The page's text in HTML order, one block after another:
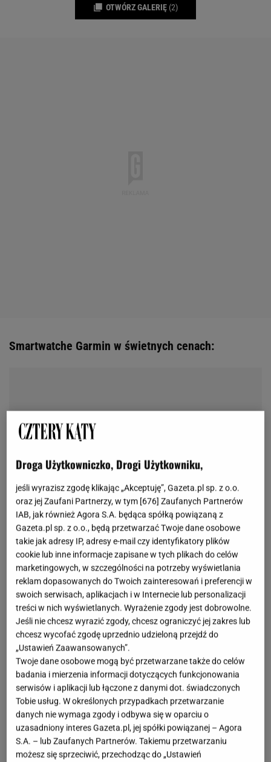
OTWÓRZ GALERIĘ (2)
Smartwatche Garmin w świetnych cenach:
Droga Użytkowniczko, Drogi Użytkowniku,
jeśli wyrazisz zgodę klikając „Akceptuję”, Gazeta.pl sp. z o.o.
oraz jej Zaufani Partnerzy, w tym [676] Zaufanych Partnerów
IAB, jak również Agora S.A. będąca spółką powiązaną z
Gazeta.pl sp. z o.o., będą przetwarzać Twoje dane osobowe
takie jak adresy IP, adresy e-mail czy identyfikatory plików
cookie lub inne informacje zapisane w tych plikach do celów
marketingowych, w szczególności na potrzeby wyświetlania
reklam dopasowanych do Twoich zainteresowań i preferencji w
swoich serwisach, aplikacjach i w Internecie lub personalizacji
treści w nich wyświetlanych. Wyrażenie zgody jest dobrowolne.
Jeśli nie chcesz wyrazić zgody, chcesz ograniczyć jej zakres lub
chcesz wycofać zgodę uprzednio udzieloną przejdź do
„Ustawień Zaawansowanych”.
Twoje dane osobowe mogą być przetwarzane także do celów
badania i mierzenia informacji dotyczących funkcjonowania
serwisów i aplikacji lub łączone z danymi dot. świadczonych
Tobie usług. W określonych przypadkach przetwarzanie
danych nie wymaga zgody i odbywa się w oparciu o
uzasadniony interes Gazeta.pl, jej spółki powiązanej – Agora
S.A. – lub Zaufanych Partnerów. Takiemu przetwarzaniu
możesz się sprzeciwić, przechodząc do „Ustawień